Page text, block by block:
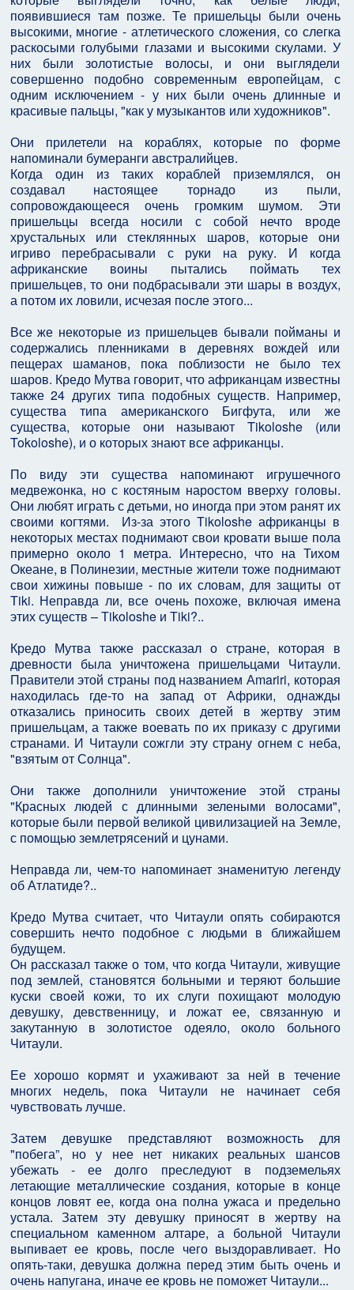
появившиеся там позже. Те пришельцы были очень
высокими, многие - атлетического сложения, со слегка
раскосыми голубыми глазами и высокими скулами. У
них были золотистые волосы, и они выглядели
совершенно подобно современным европейцам, с
одним исключением - у них были очень длинные и
красивые пальцы, "как у музыкантов или художников".
Они прилетели на кораблях, которые по форме
напоминали бумеранги австралийцев.
Когда один из таких кораблей приземлялся, он
создавал настоящее торнадо из пыли,
сопровождающееся очень громким шумом. Эти
пришельцы всегда носили с собой нечто вроде
хрустальных или стеклянных шаров, которые они
игриво перебрасывали с руки на руку. И когда
африканские воины пытались поймать тех
пришельцев, то они подбрасывали эти шары в воздух,
а потом их ловили, исчезая после этого...
Все же некоторые из пришельцев бывали пойманы и
содержались пленниками в деревнях вождей или
пещерах шаманов, пока поблизости не было тех
шаров. Кредо Мутва говорит, что африканцам известны
также 24 других типа подобных существ. Например,
существа типа американского Бигфута, или же
существа, которые они называют Tikoloshe (или
Tokoloshe), и о которых знают все африканцы.
По виду эти существа напоминают игрушечного
медвежонка, но с костяным наростом вверху головы.
Они любят играть с детьми, но иногда при этом ранят их
своими когтями. Из-за этого Тikoloshe африканцы в
некоторых местах поднимают свои кровати выше пола
примерно около 1 метра. Интересно, что на Тихом
Океане, в Полинезии, местные жители тоже поднимают
свои хижины повыше - по их словам, для защиты от
Тiki. Неправда ли, все очень похоже, включая имена
этих существ – Тikoloshe и Тiki?..
Кредо Мутва также рассказал о стране, которая в
древности была уничтожена пришельцами Читаули.
Правители этой страны под названием Аmariri, которая
находилась где-то на запад от Африки, однажды
отказались приносить своих детей в жертву этим
пришельцам, а также воевать по их приказу с другими
странами. И Читаули сожгли эту страну огнем с неба,
"взятым от Солнца".
Они также дополнили уничтожение этой страны
"Красных людей с длинными зелеными волосами",
которые были первой великой цивилизацией на Земле,
с помощью землетрясений и цунами.
Неправда ли, чем-то напоминает знаменитую легенду
об Атлатиде?..
Кредо Мутва считает, что Читаули опять собираются
совершить нечто подобное с людьми в ближайшем
будущем.
Он рассказал также о том, что когда Читаули, живущие
под землей, становятся больными и теряют большие
куски свoeй кожи, то их слуги похищают молодую
девушку, девственницу, и ложат ее, связанную и
закутанную в золотистое одеяло, около больного
Читаули.
Ее хорошо кормят и ухаживают за ней в течение
многих недель, пока Читаули не начинает себя
чувствовать лучше.
Затем девушке представляют возможность для
"побега”, но у нее нет никаких реальных шансов
убежать - ее долго преследуют в подземельях
летающие металлические создания, которые в конце
концов ловят ее, когда она полна ужаса и предельно
устала. Затем эту девушку приносят в жертву на
специальном каменном алтаре, а больной Читаули
выпивает ее кровь, после чего выздоравливает. Но
опять-таки, девушка должна перед этим быть очень и
очень напугана, иначе ее кровь не поможет Читаули...